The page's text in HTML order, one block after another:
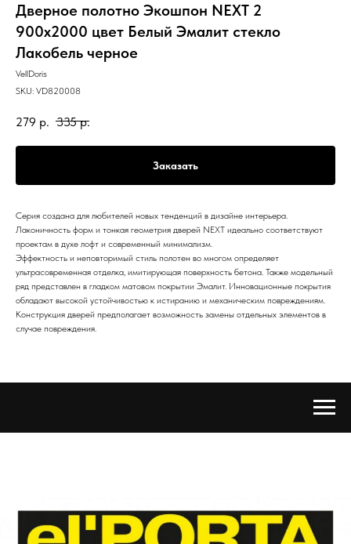
Дверное полотно Экошпон NEXT 2
900х2000 цвет Белый Эмалит стекло
Лакобель черное
VellDoris
SKU: VD820008
279 р. 335 р.
Заказать
Серия создана для любителей новых тенденций в дизайне интерьера.
Лаконичность форм и тонкая геометрия дверей NEXT идеально соответствуют
проектам в духе лофт и современный минимализм.
Эффектность и неповторимый стиль полотен во многом определяет
ультрасовременная отделка, имитирующая поверхность бетона. Также модельный
ряд представлен в гладком матовом покрытии Эмалит. Инновационные покрытия
обладают высокой устойчивостью к истиранию и механическим повреждениям.
Конструкция дверей предполагает возможность замены отдельных элементов в
случае повреждения.